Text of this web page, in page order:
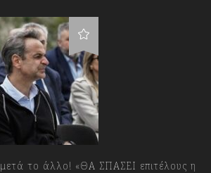
το άλλο! «ΘΑ ΣΠΑΣΕΙ επιτέλους η